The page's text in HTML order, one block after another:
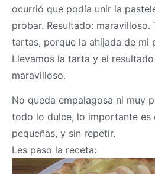
ocurrió que podía unir la
probar. Resultado: maravilloso.
tartas, porque la ahijada de mi
Llevamos la tarta y el
maravilloso.
No queda empalagosa ni muy
todo lo dulce, lo importante es
pequeñas, y sin repetir.
Les paso la receta: